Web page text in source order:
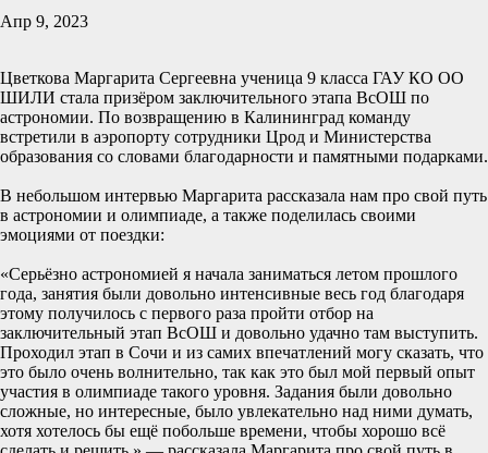
Апр 9, 2023
Цветкова Маргарита Сергеевна ученица 9 класса ГАУ КО ОО
ШИЛИ стала призёром заключительного этапа ВсОШ по
астрономии. По возвращению в Калининград команду
встретили в аэропорту сотрудники Црод и Министерства
образования со словами благодарности и памятными подарками.
В небольшом интервью Маргарита рассказала нам про свой путь
в астрономии и олимпиаде, а также поделилась своими
эмоциями от поездки:
«Серьёзно астрономией я начала заниматься летом прошлого
года, занятия были довольно интенсивные весь год благодаря
этому получилось с первого раза пройти отбор на
заключительный этап ВсОШ и довольно удачно там выступить.
Проходил этап в Сочи и из самих впечатлений могу сказать, что
это было очень волнительно, так как это был мой первый опыт
участия в олимпиаде такого уровня. Задания были довольно
сложные, но интересные, было увлекательно над ними думать,
хотя хотелось бы ещё побольше времени, чтобы хорошо всё